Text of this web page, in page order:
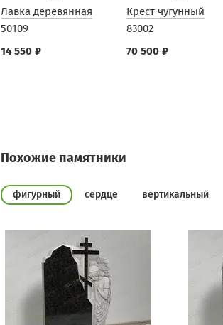
Лавка деревянная
50109
14 550 ₽
Крест чугунный
83002
70 500 ₽
Похожие памятники
фигурный сердце вертикальный